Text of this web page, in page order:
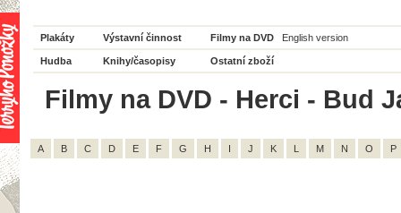
Plakáty Výstavní činnost Filmy na DVD English version
Hudba Knihy/časopisy Ostatní zboží
Filmy na DVD - Herci - Bud
A B C D E F G H I J K L M N O P